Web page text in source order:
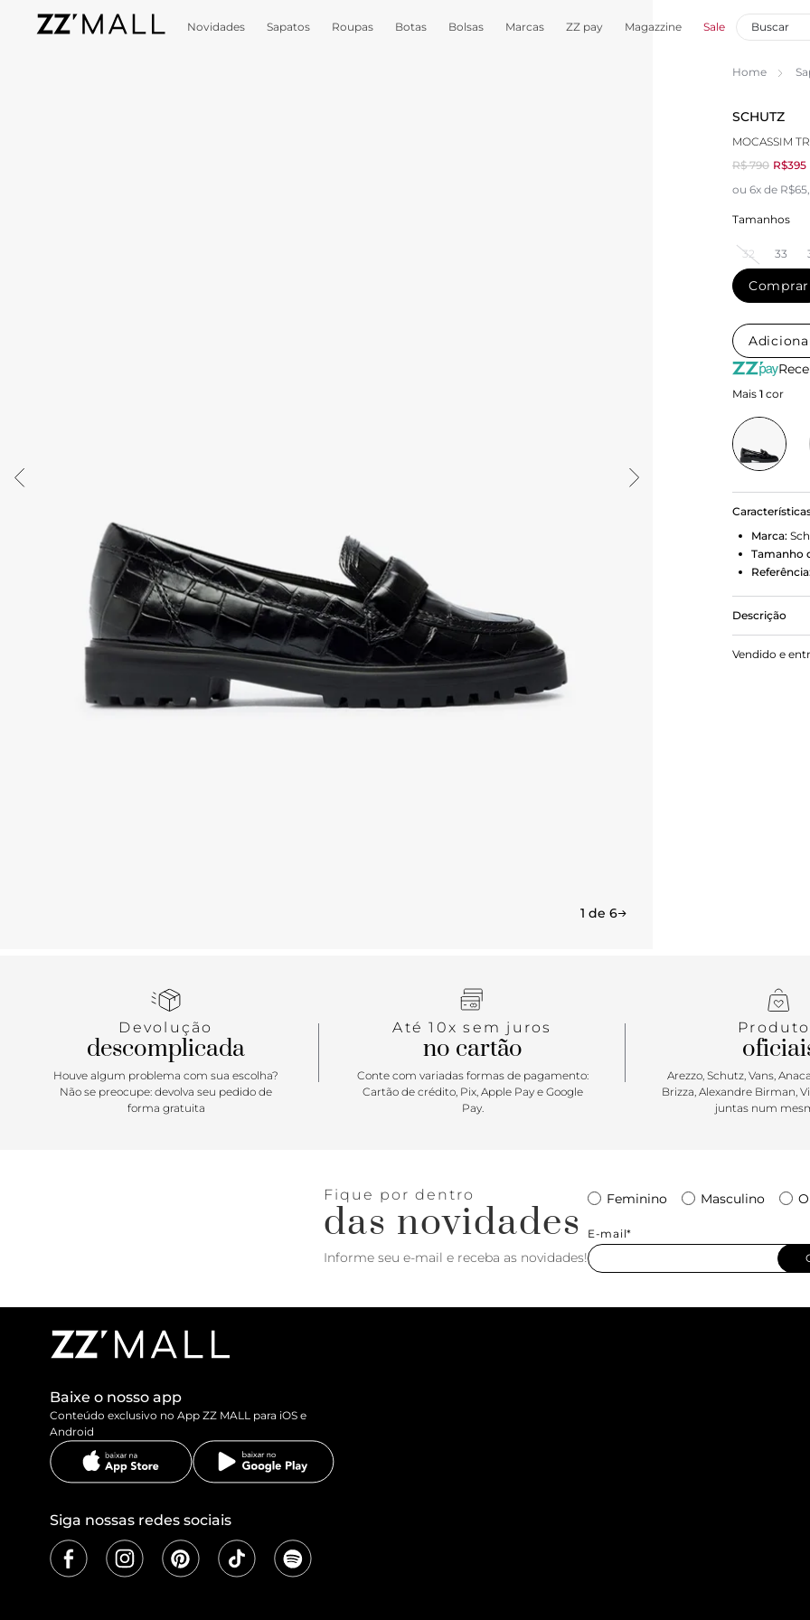
Novidades Sapatos Roupas Botas Bolsas Marcas ZZ pay Magazzine Sale
1 de 6
Home
SCHUTZ
MOCASSIM
R$ 790 R$395
ou 6x de
Tamanhos
32 33
Comprar
Mais 1 cor
Marca:
Tamanho
Referência:
Descrição
Cheios de
universo
Vendido e
Devolução
descomplicada
Houve algum problema com sua escolha?
Não se preocupe: devolva seu pedido de
forma gratuita
Até 10x sem juros
no cartão
Conte com variadas formas de pagamento:
Cartão de crédito, Pix, Apple Pay e Google
Pay.
Arezzo, Schutz, Vans,
Brizza, Alexandre Birman,
juntas num
Fique por dentro
das novidades
Informe seu e-mail e receba as novidades!
Feminino Masculino
E-mail*
Baixe o nosso app
Conteúdo exclusivo no App ZZ MALL para iOS e
Android
Siga nossas redes sociais